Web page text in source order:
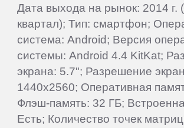
Дата выхода на рынок: 2014 г.
квартал); Тип: смартфон;
система: Android; Версия
системы: Android 4.4 KitKat;
экрана: 5.7"; Разрешение
1440x2560; Оперативная
Флэш-память: 32 ГБ;
Есть; Количество точек